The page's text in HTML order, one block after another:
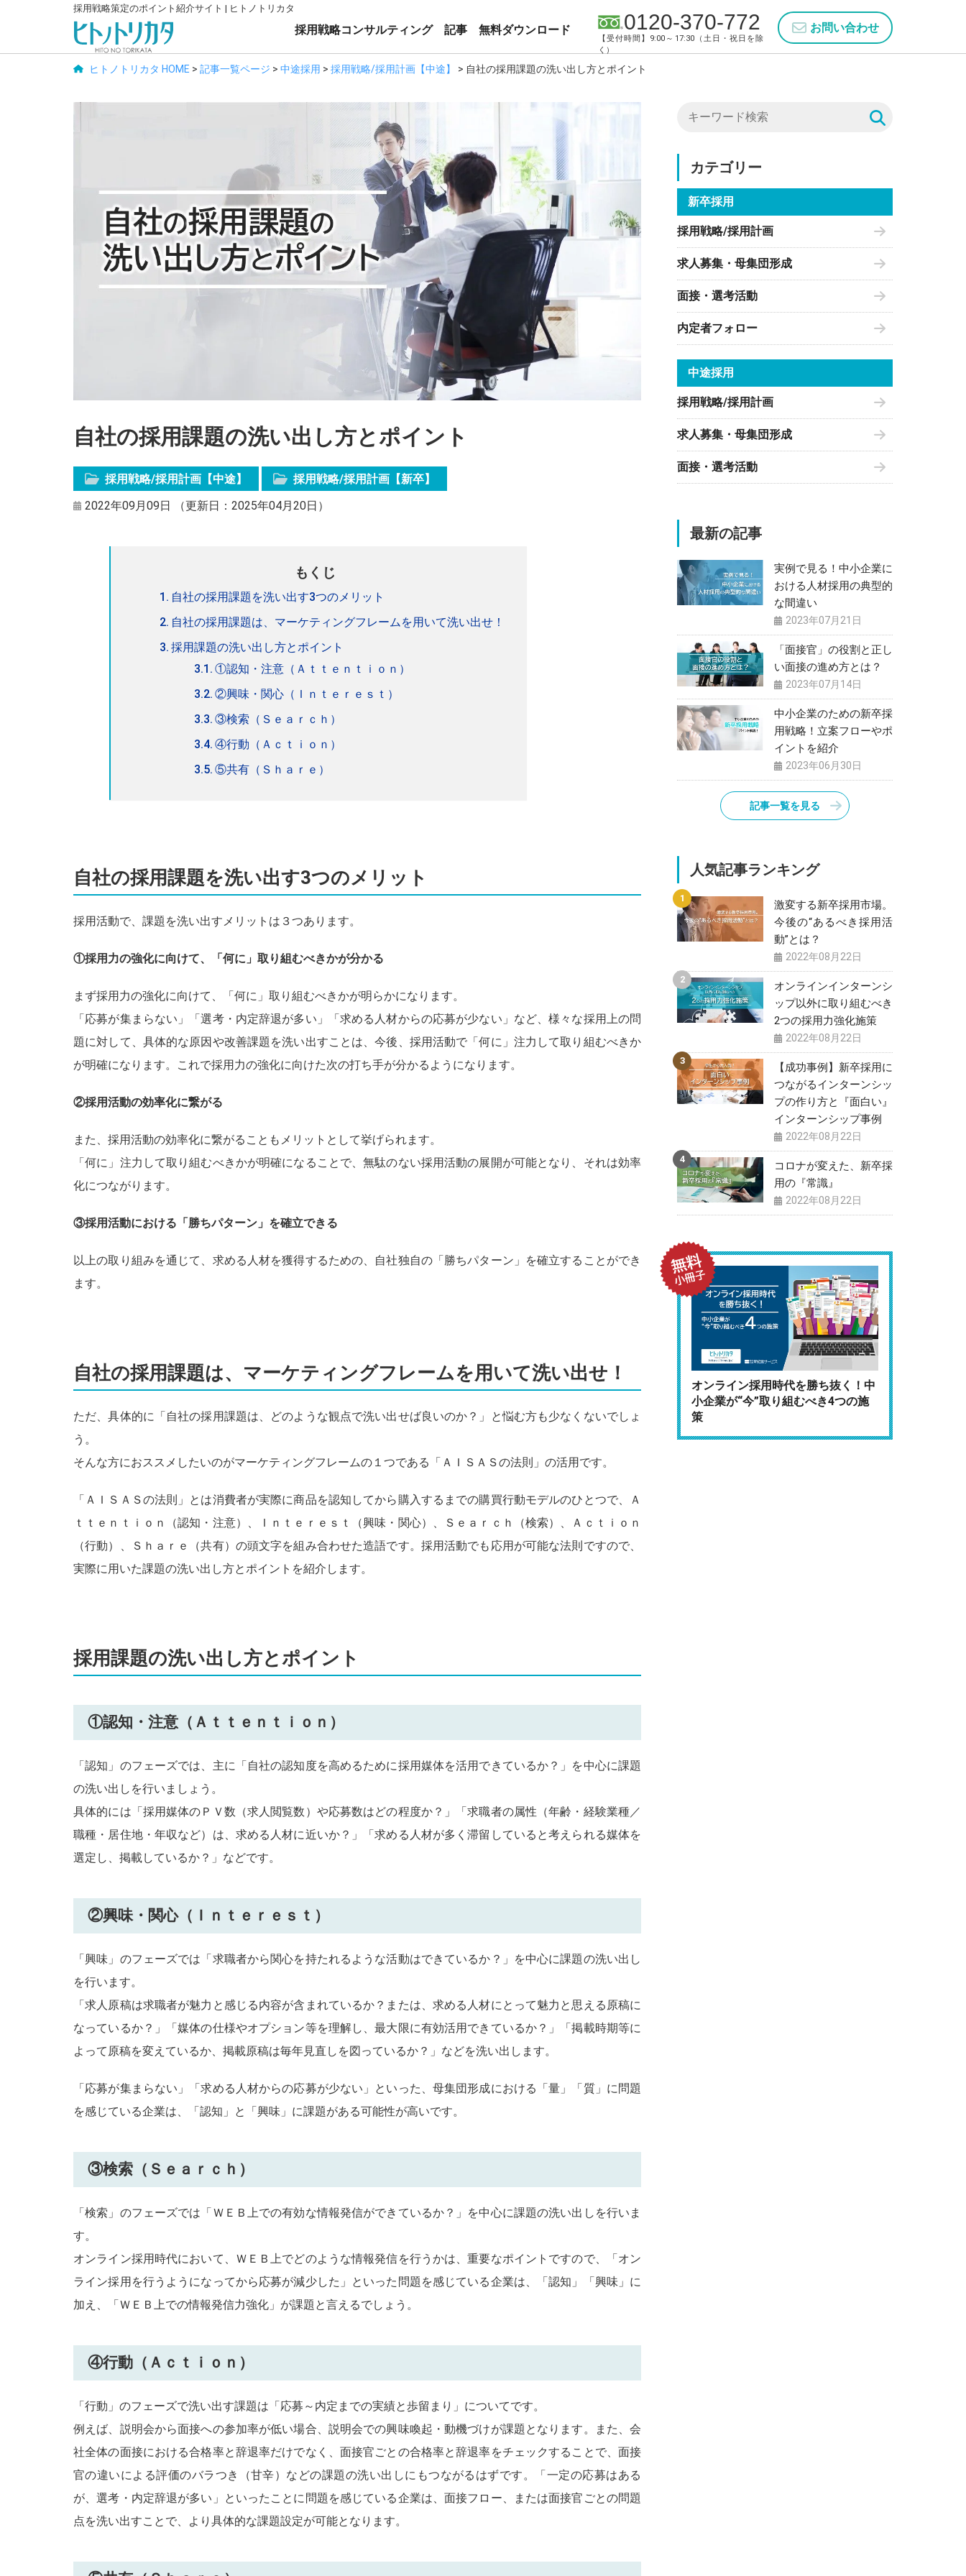
採用戦略策定のポイント紹介サイト | ヒトノトリカタ
採用戦略コンサルティング 記事 無料ダウンロード 0120-370-772
【受付時間】9:00～17:30（土日・祝日を除
く）
お問い合わせ
ヒトノトリカタ HOME > 記事一覧ページ > 中途採用 > 採用戦略/採用計画【中途】 > 自社の採用課題の洗い出し方とポイント
自社の採用課題の洗い出し方とポイント
採用戦略/採用計画【中途】
採用戦略/採用計画【新卒】
2022年09月09日 （更新日：2025年04月20日）
もくじ
自社の採用課題を洗い出す3つのメリット
自社の採用課題は、マーケティングフレームを用いて洗い出せ！
採用課題の洗い出し方とポイント
①認知・注意（Ａｔｔｅｎｔｉｏｎ）
②興味・関心（Ｉｎｔｅｒｅｓｔ）
③検索（Ｓｅａｒｃｈ）
④行動（Ａｃｔｉｏｎ）
⑤共有（Ｓｈａｒｅ）
自社の採用課題を洗い出す3つのメリット
採用活動で、課題を洗い出すメリットは３つあります。
①採用力の強化に向けて、「何に」取り組むべきかが分かる
まず採用力の強化に向けて、「何に」取り組むべきかが明らかになります。
「応募が集まらない」「選考・内定辞退が多い」「求める人材からの応募が少ない」など、様々な採用上の問
題に対して、具体的な原因や改善課題を洗い出すことは、今後、採用活動で「何に」注力して取り組むべきか
が明確になります。これで採用力の強化に向けた次の打ち手が分かるようになります。
②採用活動の効率化に繋がる
また、採用活動の効率化に繋がることもメリットとして挙げられます。
「何に」注力して取り組むべきかが明確になることで、無駄のない採用活動の展開が可能となり、それは効率
化につながります。
③採用活動における「勝ちパターン」を確立できる
以上の取り組みを通じて、求める人材を獲得するための、自社独自の「勝ちパターン」を確立することができ
ます。
自社の採用課題は、マーケティングフレームを用いて洗い出せ！
ただ、具体的に「自社の採用課題は、どのような観点で洗い出せば良いのか？」と悩む方も少なくないでしょ
う。
そんな方におススメしたいのがマーケティングフレームの１つである「ＡＩＳＡＳの法則」の活用です。
「ＡＩＳＡＳの法則」とは消費者が実際に商品を認知してから購入するまでの購買行動モデルのひとつで、Ａ
ｔｔｅｎｔｉｏｎ（認知・注意）、Ｉｎｔｅｒｅｓｔ（興味・関心）、Ｓｅａｒｃｈ（検索）、Ａｃｔｉｏｎ
（行動）、Ｓｈａｒｅ（共有）の頭文字を組み合わせた造語です。採用活動でも応用が可能な法則ですので、
実際に用いた課題の洗い出し方とポイントを紹介します。
採用課題の洗い出し方とポイント
①認知・注意（Ａｔｔｅｎｔｉｏｎ）
「認知」のフェーズでは、主に「自社の認知度を高めるために採用媒体を活用できているか？」を中心に課題
の洗い出しを行いましょう。
具体的には「採用媒体のＰＶ数（求人閲覧数）や応募数はどの程度か？」「求職者の属性（年齢・経験業種／
職種・居住地・年収など）は、求める人材に近いか？」「求める人材が多く滞留していると考えられる媒体を
選定し、掲載しているか？」などです。
②興味・関心（Ｉｎｔｅｒｅｓｔ）
「興味」のフェーズでは「求職者から関心を持たれるような活動はできているか？」を中心に課題の洗い出し
を行います。
「求人原稿は求職者が魅力と感じる内容が含まれているか？または、求める人材にとって魅力と思える原稿に
なっているか？」「媒体の仕様やオプション等を理解し、最大限に有効活用できているか？」「掲載時期等に
よって原稿を変えているか、掲載原稿は毎年見直しを図っているか？」などを洗い出します。
「応募が集まらない」「求める人材からの応募が少ない」といった、母集団形成における「量」「質」に問題
を感じている企業は、「認知」と「興味」に課題がある可能性が高いです。
③検索（Ｓｅａｒｃｈ）
「検索」のフェーズでは「ＷＥＢ上での有効な情報発信ができているか？」を中心に課題の洗い出しを行いま
す。
オンライン採用時代において、ＷＥＢ上でどのような情報発信を行うかは、重要なポイントですので、「オン
ライン採用を行うようになってから応募が減少した」といった問題を感じている企業は、「認知」「興味」に
加え、「ＷＥＢ上での情報発信力強化」が課題と言えるでしょう。
④行動（Ａｃｔｉｏｎ）
「行動」のフェーズで洗い出す課題は「応募～内定までの実績と歩留まり」についてです。
例えば、説明会から面接への参加率が低い場合、説明会での興味喚起・動機づけが課題となります。また、会
社全体の面接における合格率と辞退率だけでなく、面接官ごとの合格率と辞退率をチェックすることで、面接
官の違いによる評価のバラつき（甘辛）などの課題の洗い出しにもつながるはずです。「一定の応募はある
が、選考・内定辞退が多い」といったことに問題を感じている企業は、面接フロー、または面接官ごとの問題
点を洗い出すことで、より具体的な課題設定が可能となります。
カテゴリー
新卒採用
採用戦略/採用計画
求人募集・母集団形成
面接・選考活動
内定者フォロー
中途採用
採用戦略/採用計画
求人募集・母集団形成
面接・選考活動
最新の記事
実例で見る！中小企業に
おける人材採用の典型的
な間違い
2023年07月21日
「面接官」の役割と正し
い面接の進め方とは？
2023年07月14日
中小企業のための新卒採
用戦略！立案フローやポ
イントを紹介
2023年06月30日
記事一覧を見る
人気記事ランキング
激変する新卒採用市場。
今後の“あるべき採用活
動”とは？
2022年08月22日
オンラインインターンシ
ップ以外に取り組むべき
2つの採用力強化施策
2022年08月22日
【成功事例】新卒採用に
つながるインターンシッ
プの作り方と『面白い』
インターンシップ事例
2022年08月22日
コロナが変えた、新卒採
用の『常識』
2022年08月22日
オンライン採用時代を勝ち抜く！中
小企業が“今”取り組むべき4つの施
策